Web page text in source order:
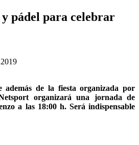
y pádel para celebrar
además de la fiesta organizada por
organizará una jornada de
a las 18:00 h. Será indispensable